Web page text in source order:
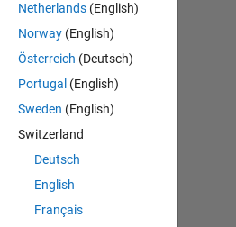
Netherlands (English)
Norway (English)
Österreich (Deutsch)
Portugal (English)
Sweden (English)
Switzerland
Deutsch
English
Français